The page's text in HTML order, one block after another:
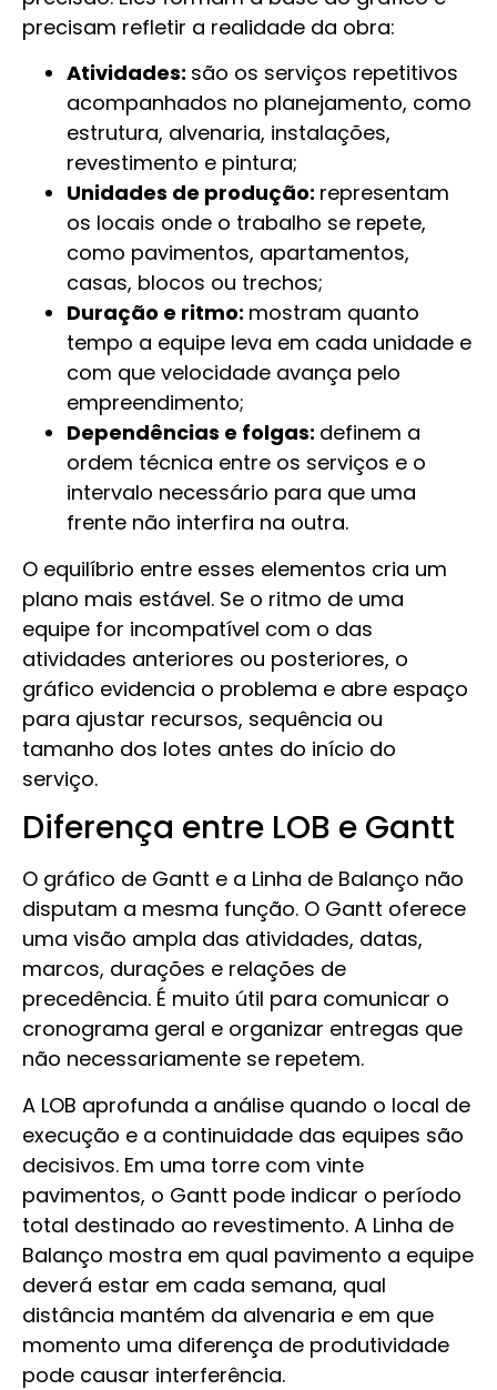
precisam refletir a realidade da obra:
Atividades: são os serviços repetitivos
acompanhados no planejamento, como
estrutura, alvenaria, instalações,
revestimento e pintura;
Unidades de produção: representam
os locais onde o trabalho se repete,
como pavimentos, apartamentos,
casas, blocos ou trechos;
Duração e ritmo: mostram quanto
tempo a equipe leva em cada unidade e
com que velocidade avança pelo
empreendimento;
Dependências e folgas: definem a
ordem técnica entre os serviços e o
intervalo necessário para que uma
frente não interfira na outra.
O equilíbrio entre esses elementos cria um
plano mais estável. Se o ritmo de uma
equipe for incompatível com o das
atividades anteriores ou posteriores, o
gráfico evidencia o problema e abre espaço
para ajustar recursos, sequência ou
tamanho dos lotes antes do início do
serviço.
Diferença entre LOB e Gantt
O gráfico de Gantt e a Linha de Balanço não
disputam a mesma função. O Gantt oferece
uma visão ampla das atividades, datas,
marcos, durações e relações de
precedência. É muito útil para comunicar o
cronograma geral e organizar entregas que
não necessariamente se repetem.
A LOB aprofunda a análise quando o local de
execução e a continuidade das equipes são
decisivos. Em uma torre com vinte
pavimentos, o Gantt pode indicar o período
total destinado ao revestimento. A Linha de
Balanço mostra em qual pavimento a equipe
deverá estar em cada semana, qual
distância mantém da alvenaria e em que
momento uma diferença de produtividade
pode causar interferência.